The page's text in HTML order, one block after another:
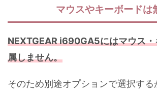
マウスやキーボードは
NEXTGEAR i690GA5にはマウス・
属しません。
そのため別途オプションで選択す